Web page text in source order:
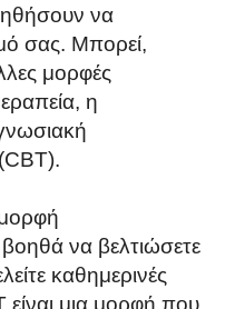
να
σας. Μπορεί,
μορφές
η
να βελτιώσετε
καθημερινές
είναι μια μορφή που